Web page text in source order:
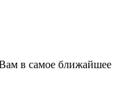
в самое ближайшее